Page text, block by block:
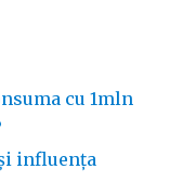
cu 1mln
influența